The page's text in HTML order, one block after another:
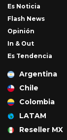
Es Noticia
Flash News
Opinión
In & Out
Es Tendencia
Argentina
Chile
Colombia
LATAM
Reseller MX